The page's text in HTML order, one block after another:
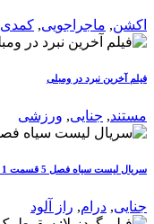
اکشن, ماجراجویی, کمدی
فیلم آخرین نبرد در ومبلی
مستند, جنایی, ورزشی
سریال لیست سیاه فصل 5 قسمت 1 - دانلود و بررسی
جنایی, درام, راز آلود